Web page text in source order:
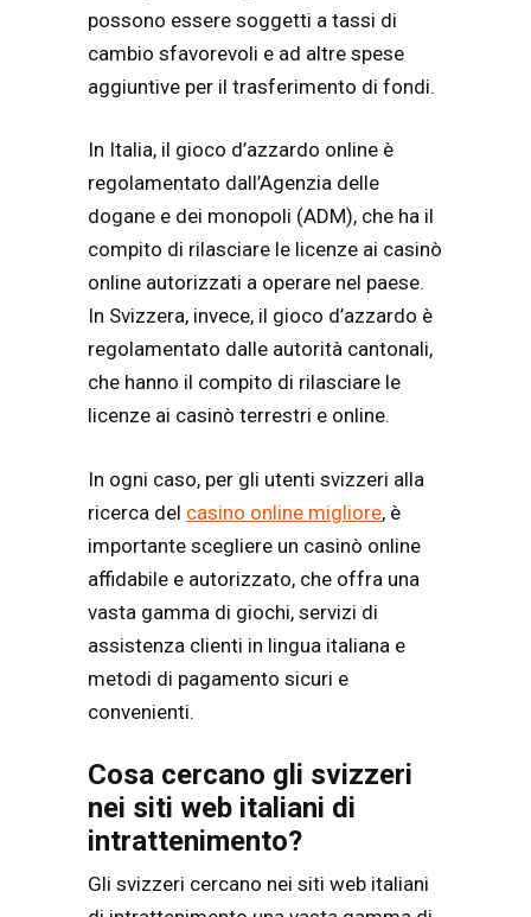
possono essere soggetti a tassi di
cambio sfavorevoli e ad altre spese
aggiuntive per il trasferimento di fondi.
In Italia, il gioco d’azzardo online è
regolamentato dall’Agenzia delle
dogane e dei monopoli (ADM), che ha il
compito di rilasciare le licenze ai casinò
online autorizzati a operare nel paese.
In Svizzera, invece, il gioco d’azzardo è
regolamentato dalle autorità cantonali,
che hanno il compito di rilasciare le
licenze ai casinò terrestri e online.
In ogni caso, per gli utenti svizzeri alla
ricerca del casino online migliore, è
importante scegliere un casinò online
affidabile e autorizzato, che offra una
vasta gamma di giochi, servizi di
assistenza clienti in lingua italiana e
metodi di pagamento sicuri e
convenienti.
Cosa cercano gli svizzeri
nei siti web italiani di
intrattenimento?
Gli svizzeri cercano nei siti web italiani